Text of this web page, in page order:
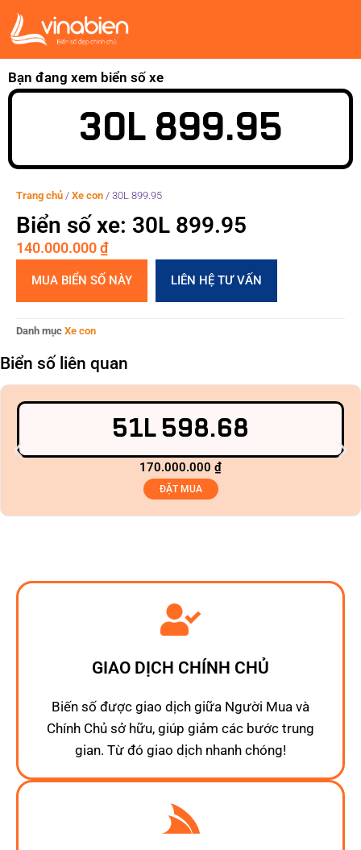
Bạn đang xem biển số xe
30L 899.95
Trang chủ / Xe con / 30L 899.95
Biển số xe: 30L 899.95
140.000.000₫
MUA BIỂN SỐ NÀY LIÊN HỆ TƯ VẤN
Danh mục Xe con
Biển số liên quan
51L 598.68
170.000.000 ₫
ĐẶT MUA
GIAO DỊCH CHÍNH CHỦ
Biến số được giao dịch giữa Người Mua và
Chính Chủ sở hữu, giúp giảm các bước trung
gian. Từ đó giao dịch nhanh chóng!